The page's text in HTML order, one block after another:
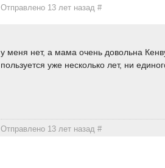
Отправлено 13 лет назад#
у меня нет, а мама очень довольна
пользуется уже несколько лет, ни
Отправлено 13 лет назад#